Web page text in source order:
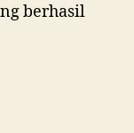
berhasil